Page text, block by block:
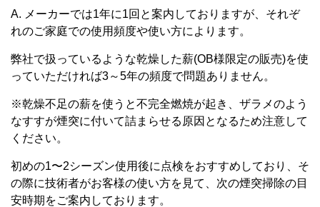
A. メーカーでは1年に1回と案内しておりますが、それぞ
れのご家庭での使用頻度や使い方によります。
弊社で扱っているような乾燥した薪(OB様限定の販売)を使
っていただければ3～5年の頻度で問題ありません。
※乾燥不足の薪を使うと不完全燃焼が起き、ザラメのよう
なすすが煙突に付いて詰まらせる原因となるため注意して
ください。
初めの1〜2シーズン使用後に点検をおすすめしており、そ
の際に技術者がお客様の使い方を見て、次の煙突掃除の目
安時期をご案内しております。